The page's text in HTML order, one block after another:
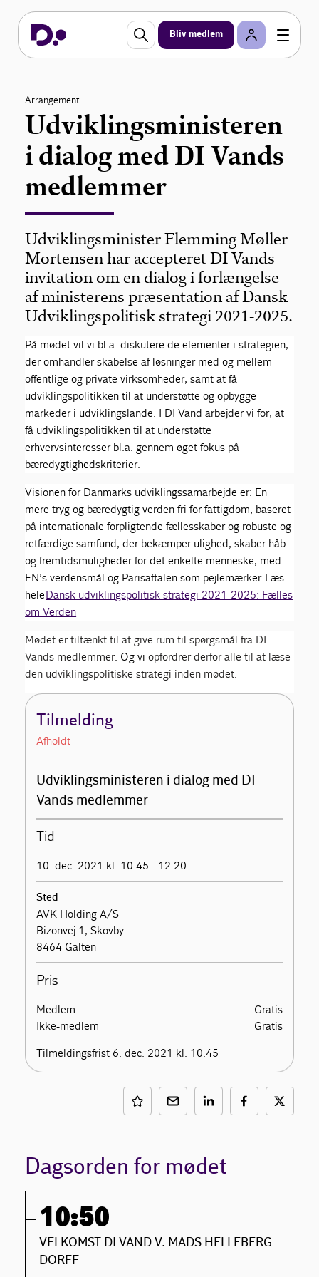
Bliv medlem
Arrangement
Udviklingsministeren
i dialog med DI Vands
medlemmer
Udviklingsminister Flemming Møller
Mortensen har accepteret DI Vands
invitation om en dialog i forlængelse
af ministerens præsentation af Dansk
Udviklingspolitisk strategi 2021-2025.
På mødet vil vi bl.a. diskutere de elementer i strategien,
der omhandler skabelse af løsninger med og mellem
offentlige og private virksomheder, samt at få
udviklingspolitikken til at understøtte og opbygge
markeder i udviklingslande. I DI Vand arbejder vi for, at
få udviklingspolitikken til at understøtte
erhvervsinteresser bl.a. gennem øget fokus på
bæredygtighedskriterier.
Visionen for Danmarks udviklingssamarbejde er: En
mere tryg og bæredygtig verden fri for fattigdom, baseret
på internationale forpligtende fællesskaber og robuste og
retfærdige samfund, der bekæmper ulighed, skaber håb
og fremtidsmuligheder for det enkelte menneske, med
FN’s verdensmål og Parisaftalen som pejlemærker.Læs
heleDansk udviklingspolitisk strategi 2021-2025: Fælles
om Verden
Mødet er tiltænkt til at give rum til spørgsmål fra DI
Vands medlemmer. Og viopfordrer derfor alle til at læse
den udviklingspolitiske strategi inden mødet.
Tilmelding
Afholdt
Udviklingsministeren i dialog med DI
Vands medlemmer
Tid
10. dec. 2021 kl. 10.45 - 12.20
Sted
AVK Holding A/S
Bizonvej 1, Skovby
8464 Galten
Pris
Medlem
Gratis
Ikke-medlem
Gratis
Tilmeldingsfrist 6. dec. 2021 kl. 10.45
Dagsorden for mødet
10:50
VELKOMST DI VAND V. MADS HELLEBERG
DORFF